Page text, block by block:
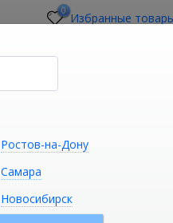
0 Избранные
Климатическая
Ростов-на-Дону
Самара
Новосибирск